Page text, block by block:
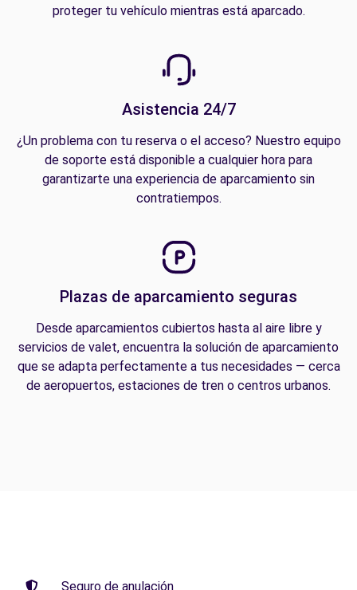
proteger tu vehículo mientras está aparcado.
Asistencia 24/7
¿Un problema con tu reserva o el acceso? Nuestro equipo
de soporte está disponible a cualquier hora para
garantizarte una experiencia de aparcamiento sin
contratiempos.
Plazas de aparcamiento seguras
Desde aparcamientos cubiertos hasta al aire libre y
servicios de valet, encuentra la solución de aparcamiento
que se adapta perfectamente a tus necesidades — cerca
de aeropuertos, estaciones de tren o centros urbanos.
Seguro de anulación